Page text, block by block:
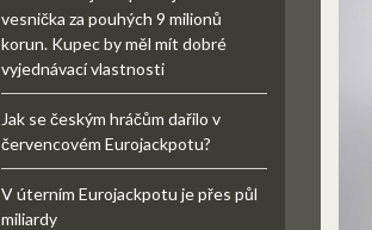
vesnička za pouhých 9 milionů
korun. Kupec by měl mít dobré
vyjednávací vlastnosti
Jak se českým hráčům dařilo v
červencovém Eurojackpotu?
V úterním Eurojackpotu je přes půl
miliardy